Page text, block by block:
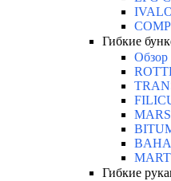
Гибкие
Обзор
Гибкие